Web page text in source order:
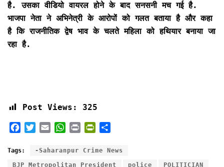
है. उसका वीडियो वायरल होने के बाद सनसनी मच गई है.
भाजपा नेता ने अभिनेत्री के आरोपों को गलत बताया है और कहा
है कि राजनीतिक द्वेष भाव के चलते महिला को हथियार बनाया जा
रहा है.
Post Views: 325
c
e
i
t
a
a
t
i
n
i
n
a
r
Tags: -Saharanpur Crime News
BJP Metropolitan President police POLITICIAN